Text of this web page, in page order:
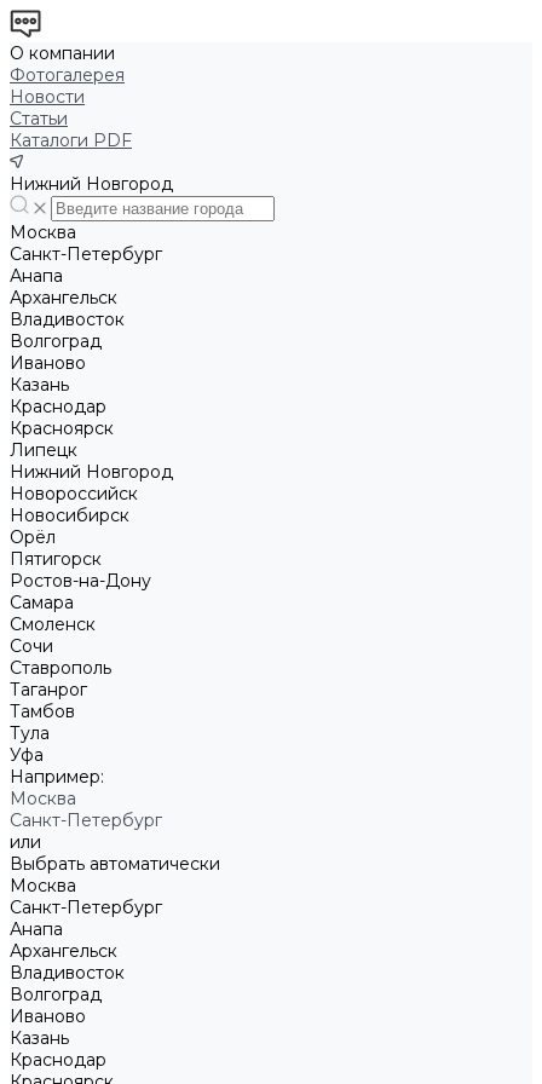
О компании
Фотогалерея
Новости
Статьи
Каталоги PDF
Нижний Новгород
Москва
Санкт-Петербург
Анапа
Архангельск
Владивосток
Волгоград
Иваново
Казань
Краснодар
Красноярск
Липецк
Нижний Новгород
Новороссийск
Новосибирск
Орёл
Пятигорск
Ростов-на-Дону
Самара
Смоленск
Сочи
Ставрополь
Таганрог
Тамбов
Тула
Уфа
Например:
Москва
Санкт-Петербург
или
Выбрать автоматически
Москва
Санкт-Петербург
Анапа
Архангельск
Владивосток
Волгоград
Иваново
Казань
Краснодар